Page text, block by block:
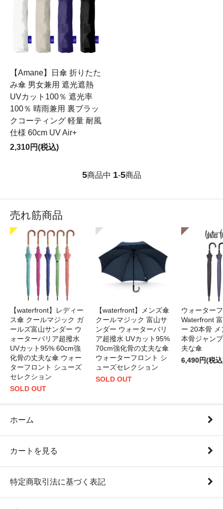
【Amane】日傘 折りたた
み傘 男女兼用 遮光遮熱
UVカット100％ 遮光率
100％ 晴雨兼用 裏ブラッ
クコーティング 軽量 耐風
仕様 60cm UV Air+
2,310円(税込)
5商品中 1-5商品
売れ筋商品
【waterfront】レディー
ス傘 クールマジック ガ
ールズ富山サンダー ウ
ォーターバリア超撥水
UVカット95% 60cm強
化骨の丈夫な傘 ウォー
ターフロント シューズ
セレクション
SOLD OUT
【waterfront】メンズ傘
クールマジック 富山サ
ンダー ウォーターバリ
ア超撥水 UVカット95%
70cm強化骨の丈夫な傘
ウォーターフロント シ
ューズセレクション
SOLD OUT
ウォーター
Waterfront
ー 20本骨 メ
本骨ジャン
夫な傘
6,490円(税
ホーム
カートを見る
特定商取引法に基づく表記